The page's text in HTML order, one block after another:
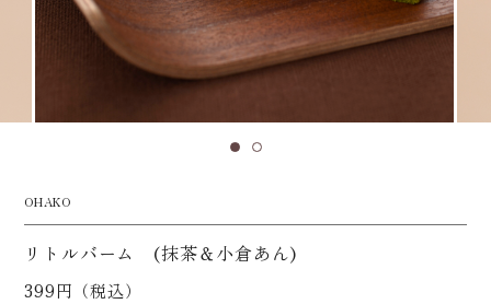
OHAKO
リトルバーム (抹茶＆小倉あん)
399円（税込）